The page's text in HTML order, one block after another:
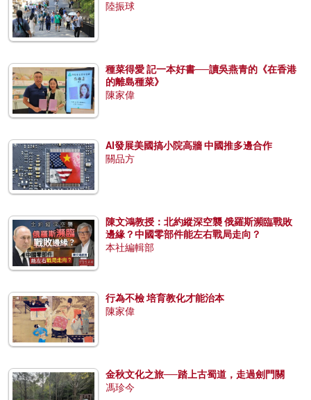
陸振球
種菜得愛 記一本好書──讀吳燕青的《在香港
的離島種菜》
陳家偉
AI發展美國搞小院高牆 中國推多邊合作
關品方
陳文鴻教授：北約縱深空襲 俄羅斯瀕臨戰敗
邊緣？中國零部件能左右戰局走向？
本社編輯部
行為不檢 培育教化才能治本
陳家偉
金秋文化之旅──踏上古蜀道，走過劍門關
馮珍今